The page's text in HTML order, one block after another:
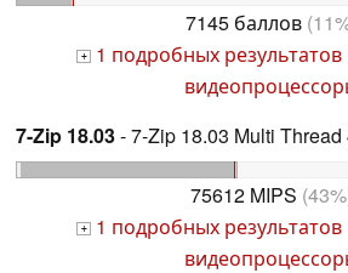
7145 баллов
+ 1 подробных результатов
7-Zip 18.03- 7-Zip 18.03 Multi Thread
75612 MIPS
+ 1 подробных результатов